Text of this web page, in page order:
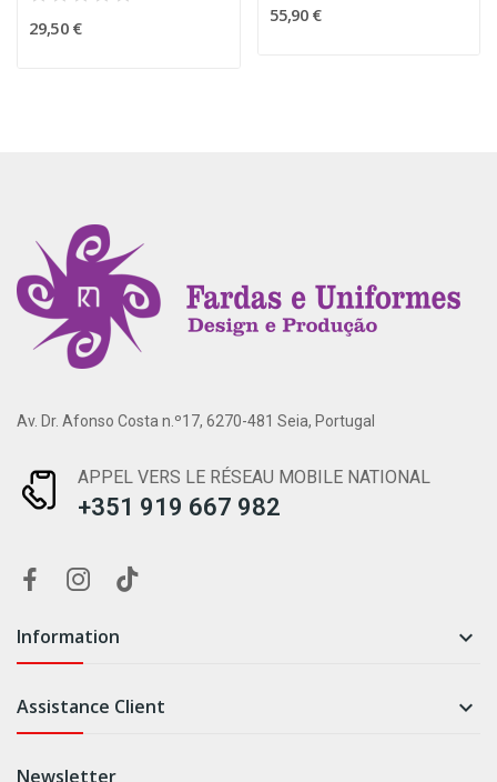
29,50 €
55,90 €
Av. Dr. Afonso Costa n.º17, 6270-481 Seia, Portugal
APPEL VERS LE RÉSEAU MOBILE NATIONAL
+351 919 667 982
Information 
Assistance Client 
Newsletter